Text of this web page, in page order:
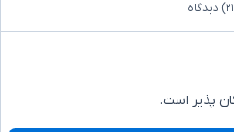
دیدگاه
پذیر است.